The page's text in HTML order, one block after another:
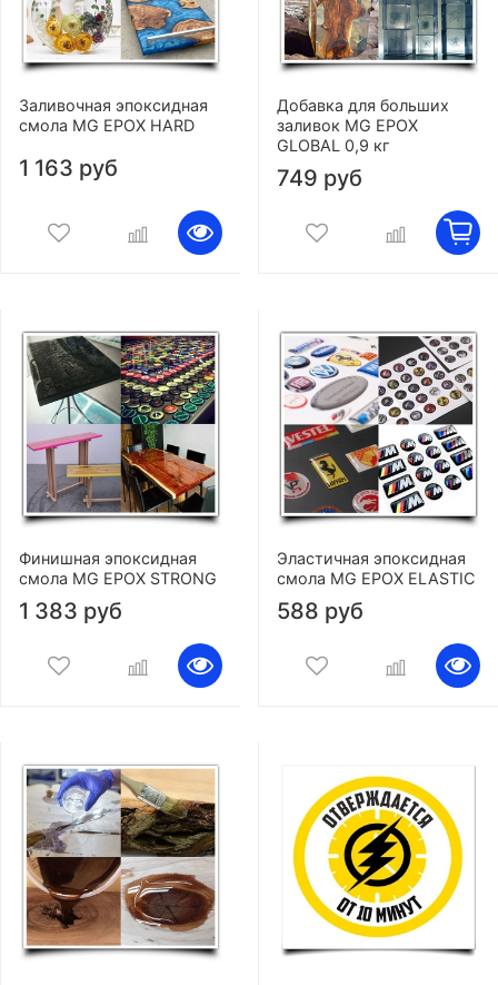
Заливочная эпоксидная
смола MG EPOX HARD
1 163 руб
Добавка для больших
заливок MG EPOX
GLOBAL 0,9 кг
749 руб
Финишная эпоксидная
смола MG EPOX STRONG
1 383 руб
Эластичная эпоксидная
смола MG EPOX ELASTIC
588 руб